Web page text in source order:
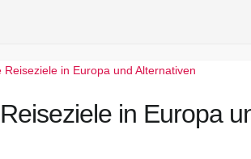
in Europa